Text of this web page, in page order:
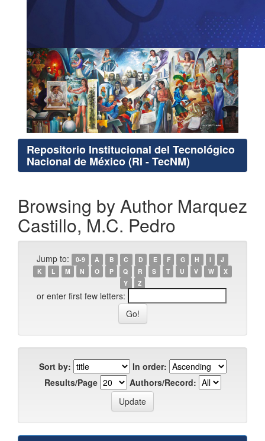
Repositorio Institucional del Tecnológico
Nacional de México (RI - TecNM)
Browsing by Author Marquez
Castillo, M.C. Pedro
Jump to: 0-9 A B C D E F G H I
J
K
L M N O P Q R S T U V W
X
Y
Z
or enter first few letters:
Sort by:
In order:
Results/Page
Authors/Record: